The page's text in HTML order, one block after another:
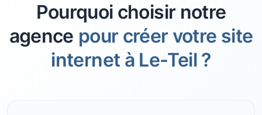
Pourquoi choisir notre
agence pour créer votre site
internet à Le-Teil ?